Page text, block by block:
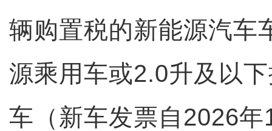
辆购置税的新能源汽车
源乘用车或2.0升及以
车（新车发票自2026